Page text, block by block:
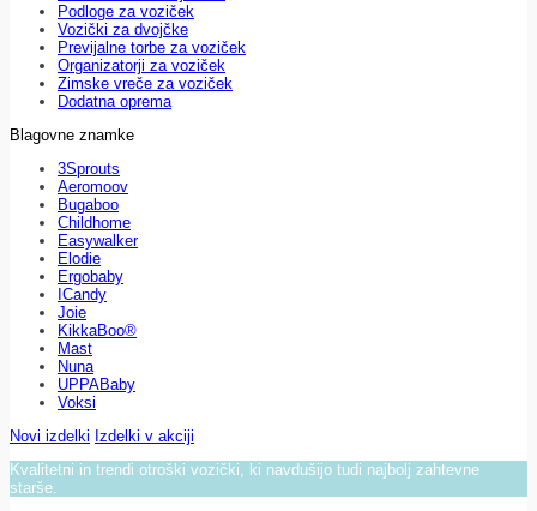
Podloge za voziček
Vozički za dvojčke
Previjalne torbe za voziček
Organizatorji za voziček
Zimske vreče za voziček
Dodatna oprema
Blagovne znamke
3Sprouts
Aeromoov
Bugaboo
Childhome
Easywalker
Elodie
Ergobaby
ICandy
Joie
KikkaBoo®
Mast
Nuna
UPPABaby
Voksi
Novi izdelki Izdelki v akciji
Kvalitetni in trendi otroški vozički, ki navdušijo tudi najbolj zahtevne
starše.